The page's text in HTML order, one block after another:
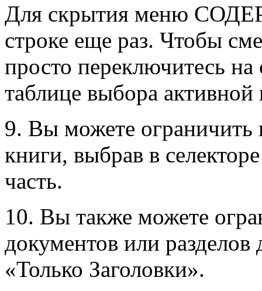
Для скрытия меню
строке еще раз. Чтобы
просто переключитесь
таблице выбора активной
9. Вы можете ограничить
книги, выбрав в
часть.
10. Вы также можете
документов или
«Только Заголовки».